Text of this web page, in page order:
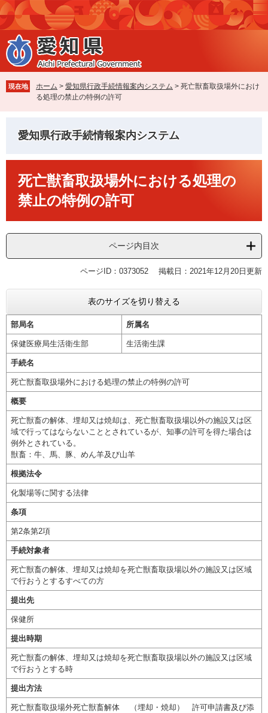
ペ
ー
ジ
の
先
で
す
メ
ニ
ュ
ー
を
ば
し
現在地 ホーム > 愛知県行政手続情報案内システム > 死亡獣畜取扱場外におけ
る処理の禁止の特例の許可
愛知県行政手続情報案内システム
死亡獣畜取扱場外における処理の
禁止の特例の許可
ページ内目次
ページID：0373052 掲載日：2021年12月20日更新
表のサイズを切り替える
部局名 所属名
保健医療局生活衛生部 生活衛生課
手続名
死亡獣畜取扱場外における処理の禁止の特例の許可
概要
死亡獣畜の解体、埋却又は焼却は、死亡獣畜取扱場以外の施設又は区
域で行ってはならないこととされているが、知事の許可を得た場合は
例外とされている。
獣畜：牛、馬、豚、めん羊及び山羊
根拠法令
化製場等に関する法律
条項
第2条第2項
手続対象者
死亡獣畜の解体、埋却又は焼却を死亡獣畜取扱場以外の施設又は区域
で行おうとするすべての方
提出先
保健所
提出時期
死亡獣畜の解体、埋却又は焼却を死亡獣畜取扱場以外の施設又は区域
で行おうとする時
提出方法
死亡獣畜取扱場外死亡獣畜解体 （埋却・焼却） 許可申請書及び添